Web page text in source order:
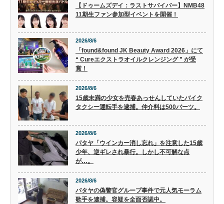
【ドゥームズデイ：ラストサバイバー】NMB48
11期生ファン参加型イベントを開催！
2026/8/6
「found&found JK Beauty Award 2026」にて
“ Cureエクストラオイルクレンジング ” が受
賞！
2026/8/6
15歳未満の少女を売春あっせんしていたバイク
タクシー運転手を逮捕。仲介料は500バーツ。
2026/8/6
パタヤ「ウインカー消し忘れ」を注意した15歳
少年、逆ギレされ暴行。しかし不可解な点
が…。
2026/8/6
パタヤの偽警官グループ事件で元人気モーラム
歌手を逮捕。容疑を全面否認中。